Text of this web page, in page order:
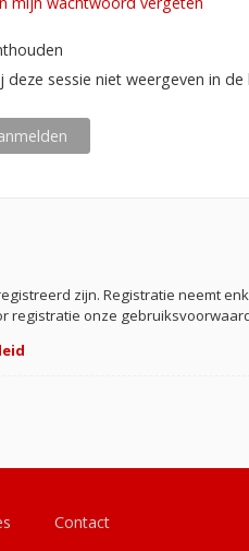
sessie niet weergeven in
zijn. Registratie neemt
registratie onze
Contact